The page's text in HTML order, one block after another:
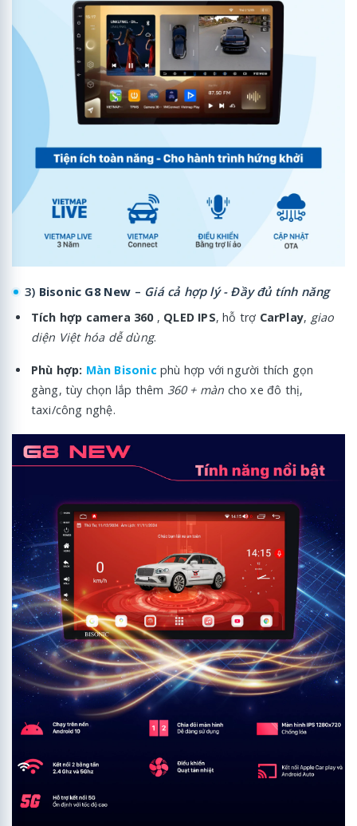
3) Bisonic G8 New – Giá cả hợp lý - Đầy đủ tính năng
Tích hợp camera 360, QLED IPS, hỗ trợ CarPlay, giao
diện Việt hóa dễ dùng.
Phù hợp: Màn Bisonicphù hợp với người thích gọn
gàng, tùy chọn lắp thêm 360 + màn cho xe đô thị,
taxi/công nghệ.